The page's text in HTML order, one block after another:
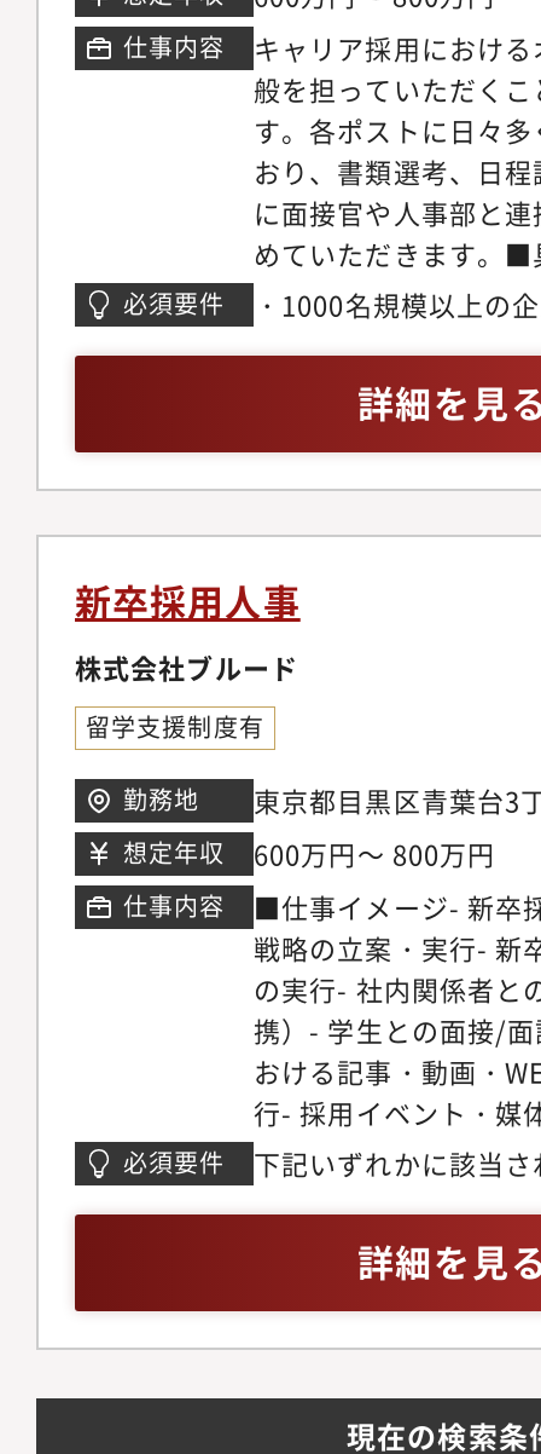
仕事内容
キャリア採用におけ
般を担っていただく
す。各ポストに日々
おり、書類選考、日
に面接官や人事部と
めていただきます。■
募～各面接設定まで
ミュニケーション・
来客対応・その他採
必須要件
・1000名規模以上の
チャットツールの活
PowerPointを使用し
詳細を見
新卒採用人事
株式会社ブルード
留学支援制度有
勤務地
東京都目黒区青葉台3
葉台タワー 7階
想定年収 600万円～ 800万円
仕事内容
■仕事イメージ- 新卒
戦略の立案・実行- 新
の実行- 社内関係者と
携）- 学生との面接/
おける記事・動画・
行- 採用イベント・媒
ンターンシップや選
アトラクト設計- オ
ドマップの設計・ア
計・アップデート
必須要件
下記いずれかに該当
CAとしてKPI達成経
FS・カスタマーサク
詳細を見
現在の検索条